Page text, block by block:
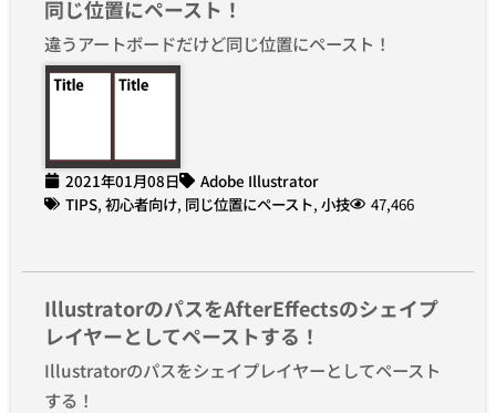
同じ位置にペースト！
違うアートボードだけど同じ位置にペースト！
2021年01月08日
Adobe Illustrator
TIPS, 初心者向け, 同じ位置にペースト, 小技 47,466
IllustratorのパスをAfterEffectsのシェイプ
レイヤーとしてペーストする！
Illustratorのパスをシェイプレイヤーとしてペースト
する！